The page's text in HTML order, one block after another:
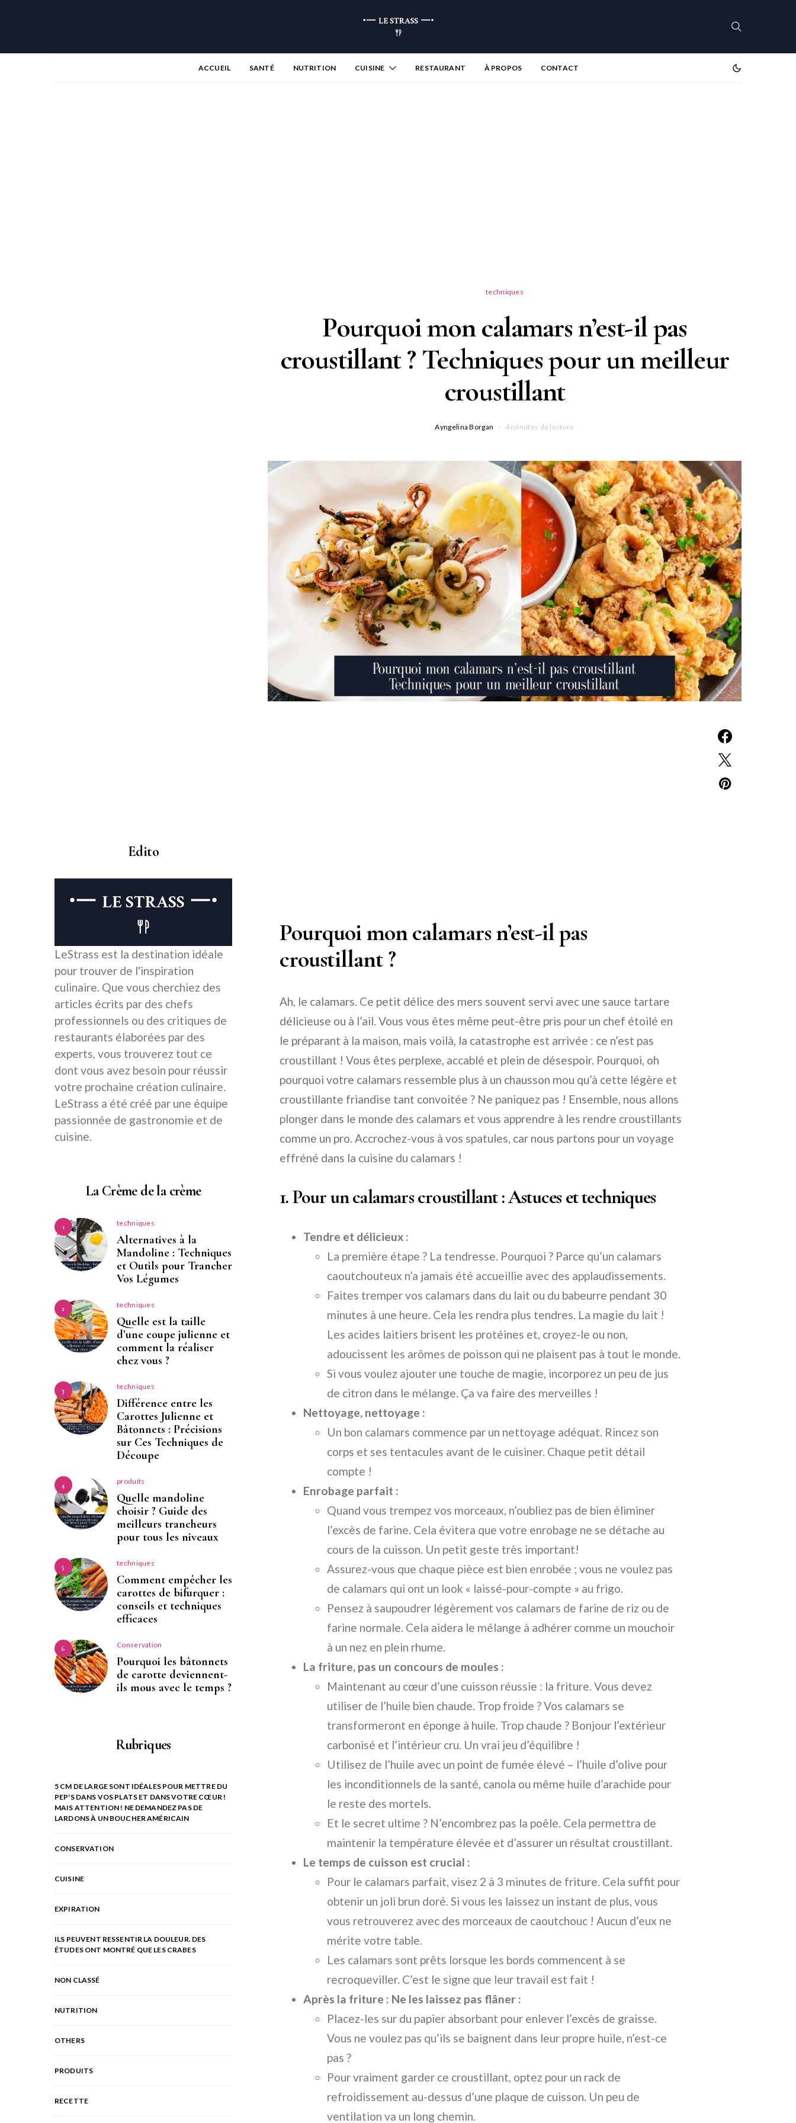
ACCUEIL SANTÉ NUTRITION CUISINE RESTAURANT À PROPOS CONTACT
techniques
Pourquoi mon calamars n’est-il pas
croustillant ? Techniques pour un meilleur
croustillant
Ayngelina Borgan 4 minutes de lecture
Pourquoi mon calamars n’est-il pas
croustillant ?
Ah, le calamars. Ce petit délice des mers souvent servi avec une sauce tartare
délicieuse ou à l’ail. Vous vous êtes même peut-être pris pour un chef étoilé en
le préparant à la maison, mais voilà, la catastrophe est arrivée : ce n’est pas
croustillant ! Vous êtes perplexe, accablé et plein de désespoir. Pourquoi, oh
pourquoi votre calamars ressemble plus à un chausson mou qu’à cette légère et
croustillante friandise tant convoitée ? Ne paniquez pas ! Ensemble, nous allons
plonger dans le monde des calamars et vous apprendre à les rendre croustillants
comme un pro. Accrochez-vous à vos spatules, car nous partons pour un voyage
effréné dans la cuisine du calamars !
1. Pour un calamars croustillant : Astuces et techniques
Tendre et délicieux :
La première étape ? La tendresse. Pourquoi ? Parce qu’un calamars
caoutchouteux n’a jamais été accueillie avec des applaudissements.
Faites tremper vos calamars dans du lait ou du babeurre pendant 30
minutes à une heure. Cela les rendra plus tendres. La magie du lait !
Les acides laitiers brisent les protéines et, croyez-le ou non,
adoucissent les arômes de poisson qui ne plaisent pas à tout le monde.
Si vous voulez ajouter une touche de magie, incorporez un peu de jus
de citron dans le mélange. Ça va faire des merveilles !
Nettoyage, nettoyage :
Un bon calamars commence par un nettoyage adéquat. Rincez son
corps et ses tentacules avant de le cuisiner. Chaque petit détail
compte !
Enrobage parfait :
Quand vous trempez vos morceaux, n’oubliez pas de bien éliminer
l’excès de farine. Cela évitera que votre enrobage ne se détache au
cours de la cuisson. Un petit geste très important!
Assurez-vous que chaque pièce est bien enrobée ; vous ne voulez pas
de calamars qui ont un look « laissé-pour-compte » au frigo.
Pensez à saupoudrer légèrement vos calamars de farine de riz ou de
farine normale. Cela aidera le mélange à adhérer comme un mouchoir
à un nez en plein rhume.
La friture, pas un concours de moules :
Maintenant au cœur d’une cuisson réussie : la friture. Vous devez
utiliser de l’huile bien chaude. Trop froide ? Vos calamars se
transformeront en éponge à huile. Trop chaude ? Bonjour l’extérieur
carbonisé et l’intérieur cru. Un vrai jeu d’équilibre !
Utilisez de l’huile avec un point de fumée élevé – l’huile d’olive pour
les inconditionnels de la santé, canola ou même huile d’arachide pour
le reste des mortels.
Et le secret ultime ? N’encombrez pas la poêle. Cela permettra de
maintenir la température élevée et d’assurer un résultat croustillant.
Le temps de cuisson est crucial :
Pour le calamars parfait, visez 2 à 3 minutes de friture. Cela suffit pour
obtenir un joli brun doré. Si vous les laissez un instant de plus, vous
vous retrouverez avec des morceaux de caoutchouc ! Aucun d’eux ne
mérite votre table.
Les calamars sont prêts lorsque les bords commencent à se
recroqueviller. C’est le signe que leur travail est fait !
Après la friture : Ne les laissez pas flâner :
Placez-les sur du papier absorbant pour enlever l’excès de graisse.
Vous ne voulez pas qu’ils se baignent dans leur propre huile, n’est-ce
pas ?
Pour vraiment garder ce croustillant, optez pour un rack de
refroidissement au-dessus d’une plaque de cuisson. Un peu de
ventilation va un long chemin.
Edito
LeStrass est la destination idéale
pour trouver de l'inspiration
culinaire. Que vous cherchiez des
articles écrits par des chefs
professionnels ou des critiques de
restaurants élaborées par des
experts, vous trouverez tout ce
dont vous avez besoin pour réussir
votre prochaine création culinaire.
LeStrass a été créé par une équipe
passionnée de gastronomie et de
cuisine.
La Crème de la crème
1 techniques
Alternatives à la
Mandoline : Techniques
et Outils pour Trancher
Vos Légumes
2 techniques
Quelle est la taille
d’une coupe julienne et
comment la réaliser
chez vous ?
3 techniques
Différence entre les
Carottes Julienne et
Bâtonnets : Précisions
sur Ces Techniques de
Découpe
4 produits
Quelle mandoline
choisir ? Guide des
meilleurs trancheurs
pour tous les niveaux
5 techniques
Comment empêcher les
carottes de bifurquer :
conseils et techniques
efficaces
6 Conservation
Pourquoi les bâtonnets
de carotte deviennent-
ils mous avec le temps ?
Rubriques
5 CM DE LARGE SONT IDÉALES POUR METTRE DU
PEP'S DANS VOS PLATS ET DANS VOTRE CŒUR !
MAIS ATTENTION ! NE DEMANDEZ PAS DE
LARDONS À UN BOUCHER AMÉRICAIN
CONSERVATION
CUISINE
EXPIRATION
ILS PEUVENT RESSENTIR LA DOULEUR. DES
ÉTUDES ONT MONTRÉ QUE LES CRABES
NON CLASSÉ
NUTRITION
OTHERS
PRODUITS
RECETTE